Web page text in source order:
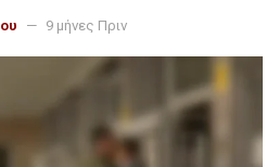
9 μήνες Πριν